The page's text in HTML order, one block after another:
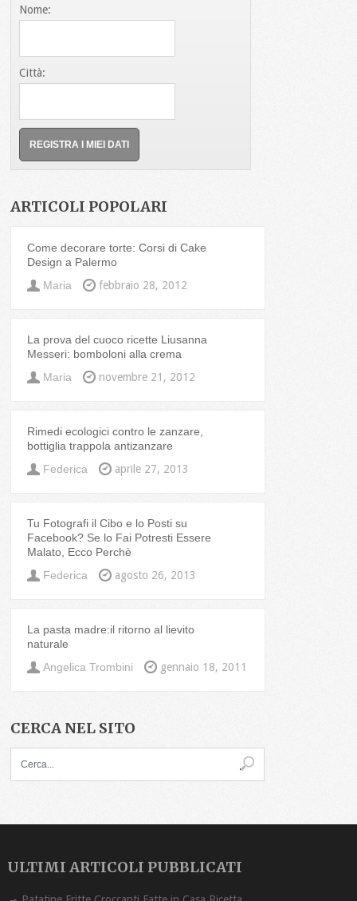
Nome:
Città:
ARTICOLI POPOLARI
Come decorare torte: Corsi di Cake
Design a Palermo
Maria
febbraio 28, 2012
La prova del cuoco ricette Liusanna
Messeri: bomboloni alla crema
Maria
novembre 21, 2012
Rimedi ecologici contro le zanzare,
bottiglia trappola antizanzare
Federica
aprile 27, 2013
Tu Fotografi il Cibo e lo Posti su
Facebook? Se lo Fai Potresti Essere
Malato, Ecco Perchè
Federica
agosto 26, 2013
La pasta madre:il ritorno al lievito
naturale
Angelica Trombini
gennaio 18, 2011
CERCA NEL SITO
ULTIMI ARTICOLI PUBBLICATI